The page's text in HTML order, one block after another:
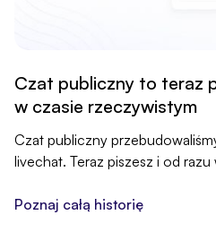
Czat publiczny to teraz
w czasie rzeczywistym
Czat publiczny
livechat. Teraz piszesz i od
Poznaj całą historię